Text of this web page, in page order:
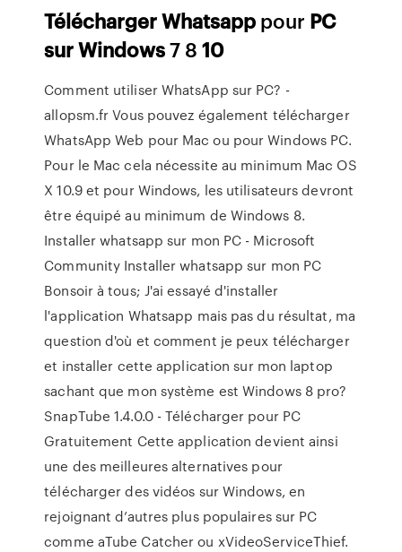
TéléchargerWhatsapp pour PC
surWindows7 810
Comment utiliser WhatsApp sur PC? -
allopsm.fr Vous pouvez également télécharger
WhatsApp Web pour Mac ou pour Windows PC.
Pour le Mac cela nécessite au minimum Mac OS
X 10.9 et pour Windows, les utilisateurs devront
être équipé au minimum de Windows 8.
Installer whatsapp sur mon PC - Microsoft
Community Installer whatsapp sur mon PC
Bonsoir à tous; J'ai essayé d'installer
l'application Whatsapp mais pas du résultat, ma
question d'où et comment je peux télécharger
et installer cette application sur mon laptop
sachant que mon système est Windows 8 pro?
SnapTube 1.4.0.0 - Télécharger pour PC
Gratuitement Cette application devient ainsi
une des meilleures alternatives pour
télécharger des vidéos sur Windows, en
rejoignant d’autres plus populaires sur PC
comme aTube Catcher ou xVideoServiceThief.